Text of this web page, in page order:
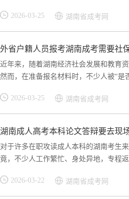
2026-03-25 湖南省成考网
外省户籍人员报考湖南成考需要社
近年来，随着湖南经济社会发展和教育
然而，在准备报名材料时，不少人被“
2026-03-25 湖南省成考网
湖南成人高考本科论文答辩要去现
对于许多在职攻读成人本科的湖南考生
竟，不少人工作繁忙、身处异地，专程
2026-03-22 湖南省成考网